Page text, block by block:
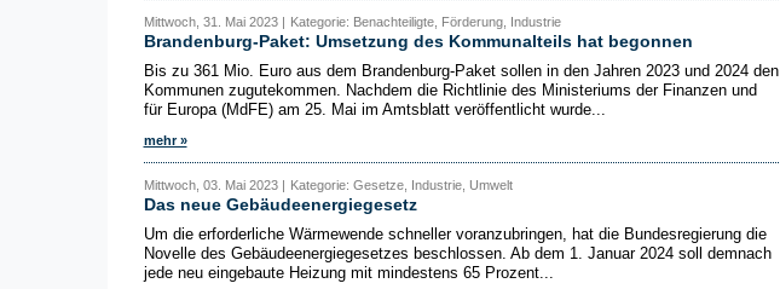
Mittwoch, 31. Mai 2023 | Kategorie: Benachteiligte, Förderung, Industrie
Brandenburg-Paket: Umsetzung des Kommunalteils hat begonnen
Bis zu 361 Mio. Euro aus dem Brandenburg-Paket sollen in den Jahren 2023 und 2024 den
Kommunen zugutekommen. Nachdem die Richtlinie des Ministeriums der Finanzen und
für Europa (MdFE) am 25. Mai im Amtsblatt veröffentlicht wurde...
mehr »
Mittwoch, 03. Mai 2023 | Kategorie: Gesetze, Industrie, Umwelt
Das neue Gebäudeenergiegesetz
Um die erforderliche Wärmewende schneller voranzubringen, hat die Bundesregierung die
Novelle des Gebäudeenergiegesetzes beschlossen. Ab dem 1. Januar 2024 soll demnach
jede neu eingebaute Heizung mit mindestens 65 Prozent...